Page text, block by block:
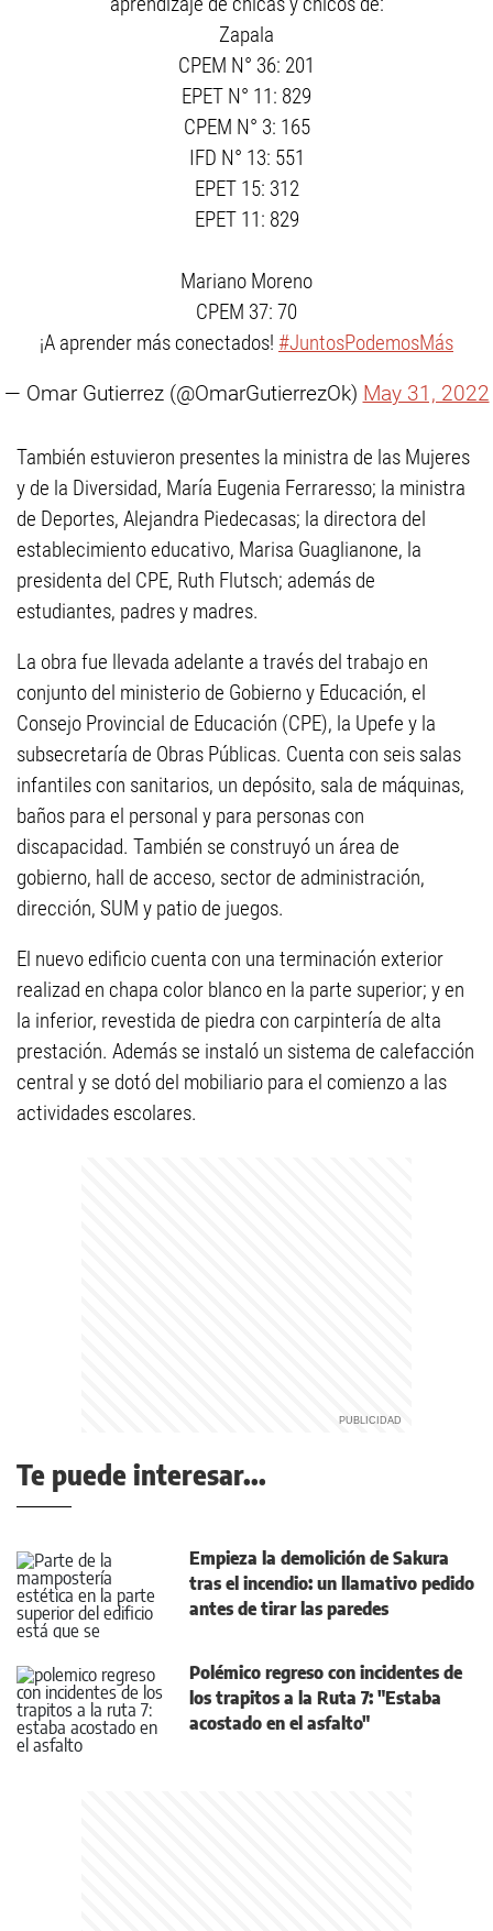
Zapala
CPEM N° 36: 201
EPET N° 11: 829
CPEM N° 3: 165
IFD N° 13: 551
EPET 15: 312
EPET 11: 829
Mariano Moreno
CPEM 37: 70
¡A aprender más conectados! #JuntosPodemosMás
— Omar Gutierrez (@OmarGutierrezOk) May 31, 2022
También estuvieron presentes la ministra de las Mujeres
y de la Diversidad, María Eugenia Ferraresso; la ministra
de Deportes, Alejandra Piedecasas; la directora del
establecimiento educativo, Marisa Guaglianone, la
presidenta del CPE, Ruth Flutsch; además de
estudiantes, padres y madres.
La obra fue llevada adelante a través del trabajo en
conjunto del ministerio de Gobierno y Educación, el
Consejo Provincial de Educación (CPE), la Upefe y la
subsecretaría de Obras Públicas. Cuenta con seis salas
infantiles con sanitarios, un depósito, sala de máquinas,
baños para el personal y para personas con
discapacidad. También se construyó un área de
gobierno, hall de acceso, sector de administración,
dirección, SUM y patio de juegos.
El nuevo edificio cuenta con una terminación exterior
realizad en chapa color blanco en la parte superior; y en
la inferior, revestida de piedra con carpintería de alta
prestación. Además se instaló un sistema de calefacción
central y se dotó del mobiliario para el comienzo a las
actividades escolares.
Te puede interesar...
Empieza la demolición de Sakura
tras el incendio: un llamativo pedido
antes de tirar las paredes
Polémico regreso con incidentes de
los trapitos a la Ruta 7: "Estaba
acostado en el asfalto"